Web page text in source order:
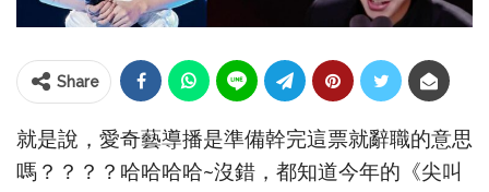
Share
就是說，愛奇藝導播是準備幹完這票就辭職的意思
嗎？？？？哈哈哈哈~沒錯，都知道今年的《尖叫